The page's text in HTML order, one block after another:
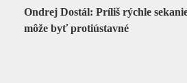
Ondrej Dostál: Príliš rýchle
môže byť protiústavné